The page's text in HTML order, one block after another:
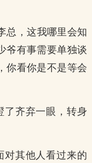
总，这我哪里会知
爷有事需要单独谈
你看你是不是等会
了齐弃一眼，转身
对其他人看过来的